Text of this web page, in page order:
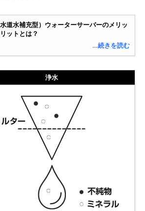
道水補充型）ウォーターサーバーのメリッ
ットとは？
…続きを読む
浄水